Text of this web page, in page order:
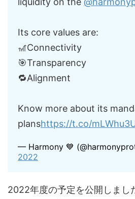
Its core values are:
🎢Connectivity
🎯Transparency
🔁Alignment
Know more about its
planshttps://t.co/
— Harmony 💙
2022
2022年度の予定を公開しまし